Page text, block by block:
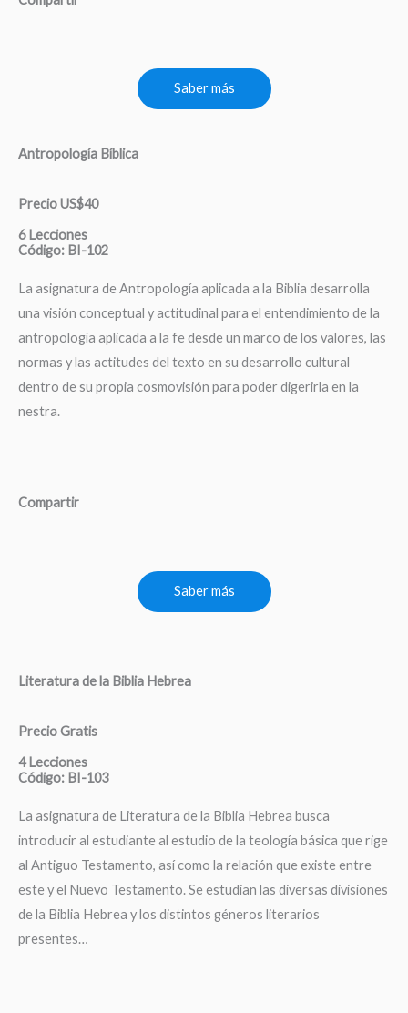
Saber más
Antropología Bíblica
Precio US$40
6 Lecciones
Código: BI-102
La asignatura de Antropología aplicada a la Biblia desarrolla
una visión conceptual y actitudinal para el entendimiento de la
antropología aplicada a la fe desde un marco de los valores, las
normas y las actitudes del texto en su desarrollo cultural
dentro de su propia cosmovisión para poder digerirla en la
nestra.
Compartir
Saber más
Literatura de la Biblia Hebrea
Precio Gratis
4 Lecciones
Código: BI-103
La asignatura de Literatura de la Biblia Hebrea busca
introducir al estudiante al estudio de la teología básica que rige
al Antiguo Testamento, así como la relación que existe entre
este y el Nuevo Testamento. Se estudian las diversas divisiones
de la Biblia Hebrea y los distintos géneros literarios
presentes…